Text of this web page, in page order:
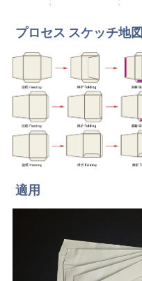
プロセス スケッチ地図
適用